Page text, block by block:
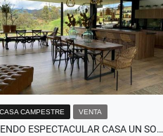
CASA CAMPESTRE VENTA
VENDO ESPECTACULAR CASA UN SOLO NIVEL SECTOR LA ACUARELA